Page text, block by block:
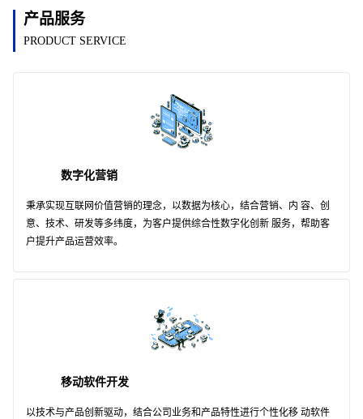
产品服务
PRODUCT SERVICE
数字化营销
秉承实现互联网价值营销的理念，以数据为核心，结合营销、内 容、创
意、技术、研发等多纬度，为客户提供综合性数字化创新 服务，帮助客
户提升产品运营效率。
移动软件开发
以技术与产品创新驱动，结合公司业务和产品特性进行个性化移 动软件